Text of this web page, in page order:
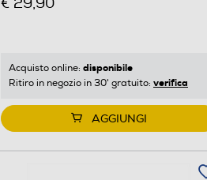
Acquisto online: disponibile
Ritiro in negozio in 30' gratuito: verifica
AGGIUNGI